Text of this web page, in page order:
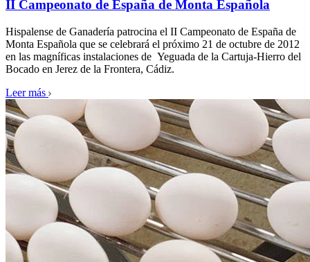
II Campeonato de España de Monta Española
Hispalense de Ganadería patrocina el II Campeonato de España de
Monta Española que se celebrará el próximo 21 de octubre de 2012
en las magníficas instalaciones de Yeguada de la Cartuja-Hierro del
Bocado en Jerez de la Frontera, Cádiz.
Leer más